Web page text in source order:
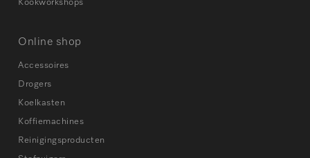
Kookworkshops
Online shop
Accessoires
Drogers
Koelkasten
Koffiemachines
Reinigingsproducten